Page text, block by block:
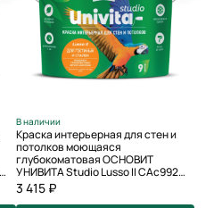
В наличии
Краска интерьерная для стен и
потолков моющаяся
глубокоматовая ОСНОВИТ
УНИВИТА Studio Lusso II САс992
СМ3 Цвет оливковый (2,7 л)
3 415 ₽